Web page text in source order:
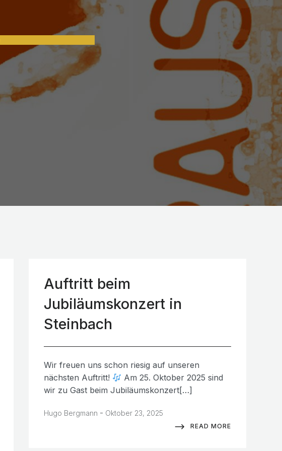
Auftritt beim
Jubiläumskonzert in
Steinbach
Wir freuen uns schon riesig auf unseren
nächsten Auftritt!
Am 25. Oktober 2025 sind
wir zu Gast beim Jubiläumskonzert[…]
Hugo Bergmann - Oktober 23, 2025
READ MORE